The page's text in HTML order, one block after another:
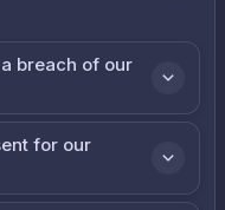
breach of our
for our